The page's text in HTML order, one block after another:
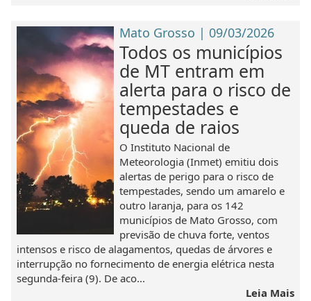
Mato Grosso | 09/03/2026
Todos os municípios
de MT entram em
alerta para o risco de
tempestades e
queda de raios
O Instituto Nacional de
Meteorologia (Inmet) emitiu dois
alertas de perigo para o risco de
tempestades, sendo um amarelo e
outro laranja, para os 142
municípios de Mato Grosso, com
previsão de chuva forte, ventos
intensos e risco de alagamentos, quedas de árvores e
interrupção no fornecimento de energia elétrica nesta
segunda-feira (9). De aco...
Leia Mais